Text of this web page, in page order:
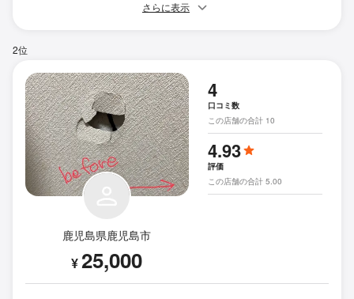
さらに表示
2位
鹿児島県鹿児島市
¥25,000
4
口コミ数
この店舗の合計 10
4.93
評価
この店舗の合計 5.00